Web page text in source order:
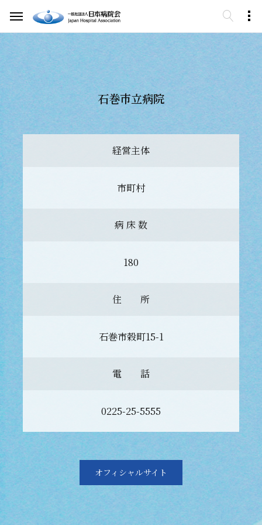
石巻市立病院
経営主体
市町村
病 床 数
180
住 所
石巻市穀町15-1
電 話
0225-25-5555
オフィシャルサイト